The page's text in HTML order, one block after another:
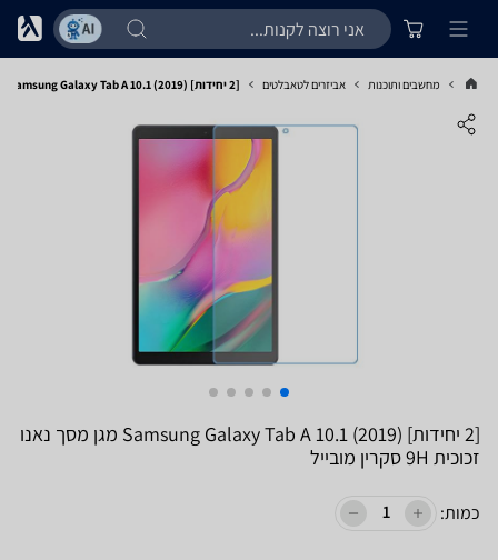
מחשבים ותוכנות אביזרים לטאבלטים [2 יחידות] Samsung Galaxy Tab A 10.1 (2019) מגן מסך נאנו זכוכית 9H סקרין מובייל
[2 יחידות] Samsung Galaxy Tab A 10.1 (2019) מגן מסך נאנו
זכוכית 9H סקרין מובייל
כמות: